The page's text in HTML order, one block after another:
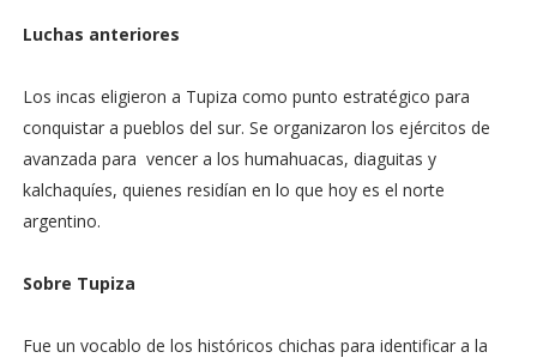
Luchas anteriores
Los incas eligieron a Tupiza como punto estratégico para
conquistar a pueblos del sur. Se organizaron los ejércitos de
avanzada para vencer a los humahuacas, diaguitas y
kalchaquíes, quienes residían en lo que hoy es el norte
argentino.
Sobre Tupiza
Fue un vocablo de los históricos chichas para identificar a la